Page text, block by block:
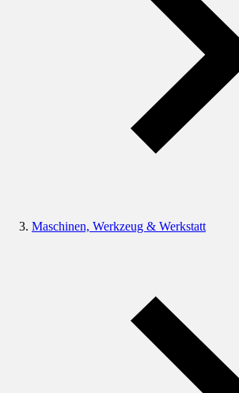
Maschinen, Werkzeug & Werkstatt